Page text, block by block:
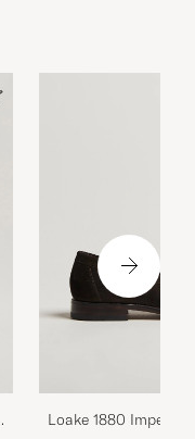
Loake 1880 Imperial